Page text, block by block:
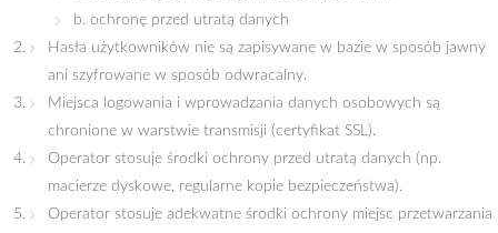
b. ochronę przed utratą danych
Hasła użytkowników nie są zapisywane w bazie w sposób jawny
ani szyfrowane w sposób odwracalny.
Miejsca logowania i wprowadzania danych osobowych są
chronione w warstwie transmisji (certyfikat SSL).
Operator stosuje środki ochrony przed utratą danych (np.
macierze dyskowe, regularne kopie bezpieczeństwa).
Operator stosuje adekwatne środki ochrony miejsc przetwarzania